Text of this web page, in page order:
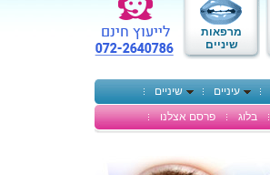
מרפאות
שיניים
עיניים
שיניים
בלוג פרסם אצלנו